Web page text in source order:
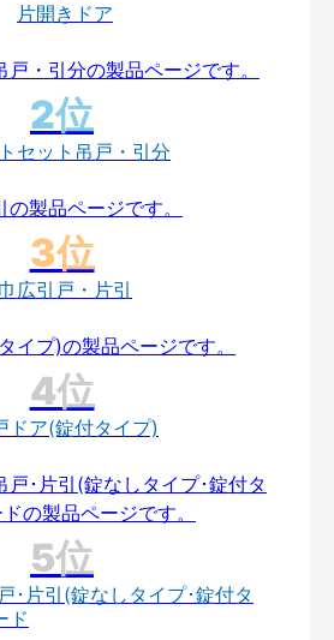
片開きドア
セット吊戸・引分
巾広引戸・片引
ドア(錠付タイプ)
･片引(錠なしタイプ･錠付タ
ド